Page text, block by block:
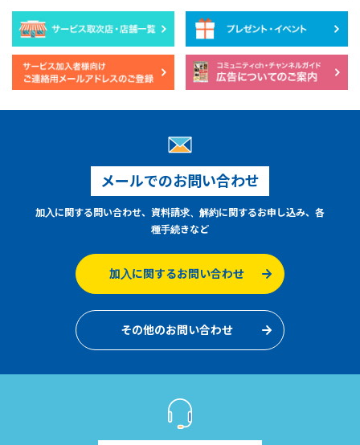
メールでのお問い合わせ
加入に関する問い合わせ、資料請求、解約に関するお申し込み、各
種手続きなど
加入に関するお問い合わせ
その他のお問い合わせ